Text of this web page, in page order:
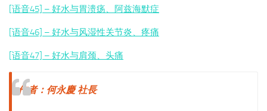
[语音45] – 好水与胃溃疡、阿兹海默症
[语音46] – 好水与风湿性关节炎、疼痛
[语音47] – 好水与肩颈、头痛
作者：何永慶 社長